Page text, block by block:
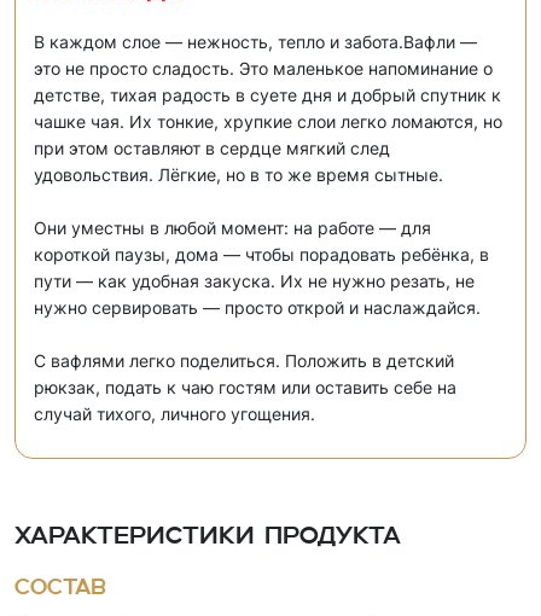
В каждом слое — нежность, тепло и забота.Вафли —
это не просто сладость. Это маленькое напоминание о
детстве, тихая радость в суете дня и добрый спутник к
чашке чая. Их тонкие, хрупкие слои легко ломаются, но
при этом оставляют в сердце мягкий след
удовольствия. Лёгкие, но в то же время сытные.
Они уместны в любой момент: на работе — для
короткой паузы, дома — чтобы порадовать ребёнка, в
пути — как удобная закуска. Их не нужно резать, не
нужно сервировать — просто открой и наслаждайся.
С вафлями легко поделиться. Положить в детский
рюкзак, подать к чаю гостям или оставить себе на
случай тихого, личного угощения.
Характеристики продукта
Состав